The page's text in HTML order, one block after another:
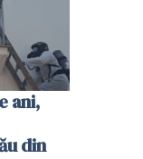
ani,
din